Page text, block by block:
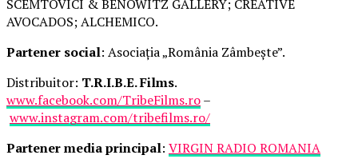
SCEMTOVICI & BENOWITZ GALLERY; CREATIVE
AVOCADOS; ALCHEMICO.
Partener social: Asociația „România Zâmbește”.
Distribuitor: T.R.I.B.E. Films.
www.facebook.com/TribeFilms.ro–
www.instagram.com/tribefilms.ro/
Partener media principal: VIRGIN RADIO ROMANIA